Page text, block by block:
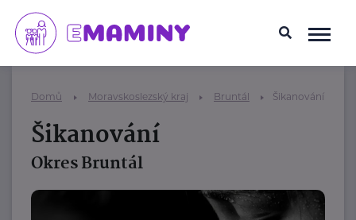
Domů Moravskoslezský kraj Bruntál Šikanování
Šikanování
Okres Bruntál